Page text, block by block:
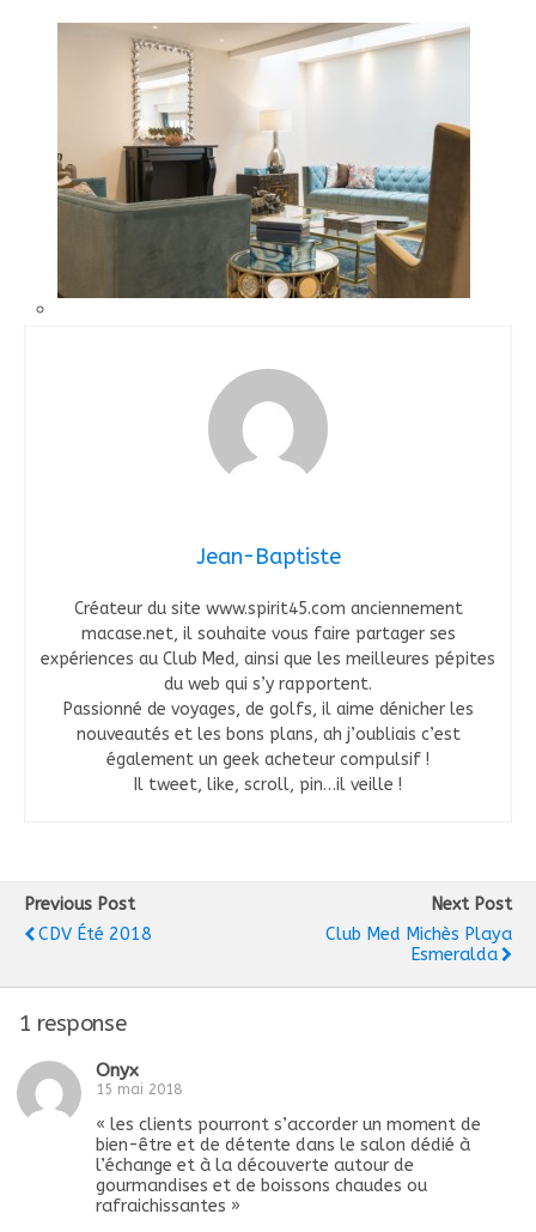
Jean-Baptiste
Créateur du site www.spirit45.com anciennement
macase.net, il souhaite vous faire partager ses
expériences au Club Med, ainsi que les meilleures pépites
du web qui s’y rapportent.
Passionné de voyages, de golfs, il aime dénicher les
nouveautés et les bons plans, ah j’oubliais c’est
également un geek acheteur compulsif !
Il tweet, like, scroll, pin…il veille !
Previous Post
CDV Été 2018
Next Post
Club Med Michès Playa
Esmeralda
1 response
Onyx
15 mai 2018
« les clients pourront s’accorder un moment de
bien-être et de détente dans le salon dédié à
l’échange et à la découverte autour de
gourmandises et de boissons chaudes ou
rafraichissantes »